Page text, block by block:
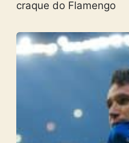
craque do Flamengo